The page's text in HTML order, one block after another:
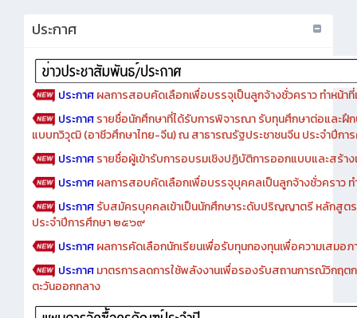
ประกาศผลการสอบคัดเลือกเพื่อบรรจุเป็นลูกจ้างชั่วคราว ทำหน้าที่
ประกาศ รายชื่อนักศึกษาที่ได้รับการพิจารณา รับทุนศึกษาต่อและฝึ
แบบทวิวุฒิ (อาชีวศึกษาไทย-จีน) ณ สาธารณรัฐประชาชนจีน ประจำปีก
ประกาศรายชื่อผู้เข้ารับการอบรมเชิงปฏิบัติการออกแบบและสร้า
ประกาศผลการสอบคัดเลือกเพื่อบรรจุบุคคลเป็นลูกจ้างชั่วคราว ท
ประกาศรับสมัครบุคคลเข้าเป็นนักศึกษาระดับปริญญาตรี หลักสูต
ประจำปีการศึกษา ๒๕๖๙
ประกาศผลการคัดเลือกนักเรียนเพื่อรับทุนกองทุนเพื่อความเสมอ
ประกาศมาตรการลดการใช้พลังงานเพื่อรองรับสถานการณ์วิกฤ
ตะวันออกกลาง